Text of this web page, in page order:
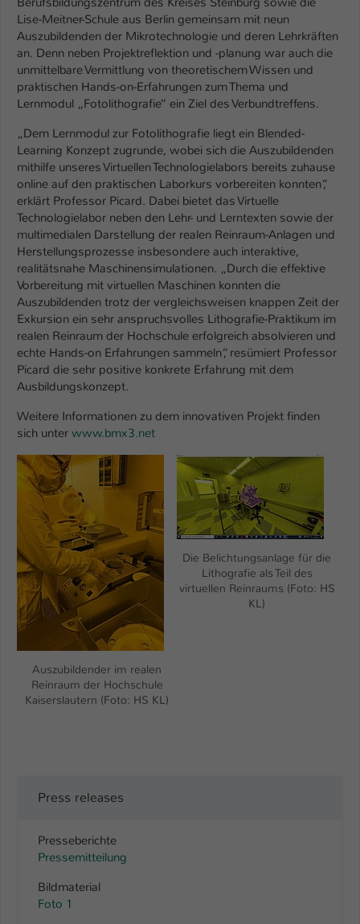
Show larger version
Auszubildender im realen
Reinraum der Hochschule
Kaiserslautern (Foto: HS KL)
Show larger version
Die Belichtungsanlage für die
Lithografie als Teil des
virtuellen Reinraums (Foto: HS
KL)
Lise-Meitner-Schule aus Berlin gemeinsam mit neun
Auszubildenden der Mikrotechnologie und deren Lehrkräften
an. Denn neben Projektreflektion und -planung war auch die
unmittelbare Vermittlung von theoretischem Wissen und
praktischen Hands-on-Erfahrungen zum Thema und
Lernmodul „Fotolithografie“ ein Ziel des Verbundtreffens.
„Dem Lernmodul zur Fotolithografie liegt ein Blended-
Learning Konzept zugrunde, wobei sich die Auszubildenden
mithilfe unseres Virtuellen Technologielabors bereits zuhause
online auf den praktischen Laborkurs vorbereiten konnten“,
erklärt Professor Picard. Dabei bietet das Virtuelle
Technologielabor neben den Lehr- und Lerntexten sowie der
multimedialen Darstellung der realen Reinraum-Anlagen und
Herstellungsprozesse insbesondere auch interaktive,
realitätsnahe Maschinensimulationen. „Durch die effektive
Vorbereitung mit virtuellen Maschinen konnten die
Auszubildenden trotz der vergleichsweisen knappen Zeit der
Exkursion ein sehr anspruchsvolles Lithografie-Praktikum im
realen Reinraum der Hochschule erfolgreich absolvieren und
echte Hands-on Erfahrungen sammeln“, resümiert Professor
Picard die sehr positive konkrete Erfahrung mit dem
Ausbildungskonzept.
Weitere Informationen zu dem innovativen Projekt finden
sich unter www.bmx3.net
Press releases
Presseberichte
Pressemitteilung
Bildmaterial
Foto 1